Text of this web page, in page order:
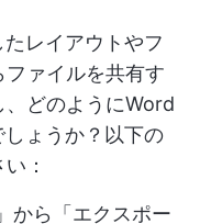
レイアウトやフ
ァイルを共有す
、どのようにWord
ょうか？以下の
：
から「エクスポー